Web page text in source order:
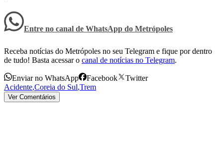
Entre no canal de WhatsApp do Metrópoles
Receba notícias do Metrópoles no seu Telegram e fique por dentro
de tudo! Basta acessar o canal de notícias no Telegram.
Enviar no WhatsApp Facebook
Twitter
Acidente,Coreia do Sul,Trem
Ver Comentários